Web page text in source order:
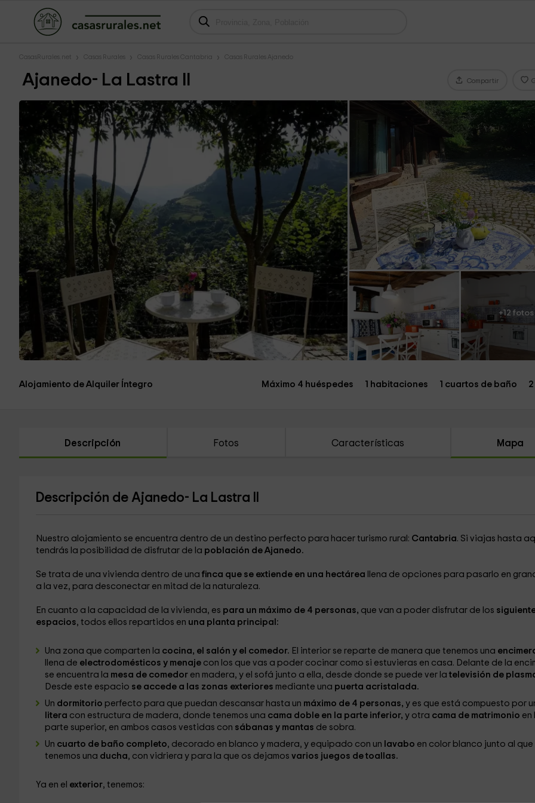
CasasRurales.net Casas Rurales Casas Rurales Cantabria Casas Rurales Ajanedo
Ajanedo- La Lastra II Compartir
+12 fotos
Alojamiento de Alquiler Íntegro Máximo 4 huéspedes 1 habitaciones 1 cuartos de baño
Descripción Fotos Características Mapa
Descripción de Ajanedo- La Lastra II
Nuestro alojamiento se encuentra dentro de un destino perfecto para hacer turismo rural: Cantabria. Si viajas hasta
tendrás la posibilidad de disfrutar de la población de Ajanedo.
Se trata de una vivienda dentro de una finca que se extiende en una hectárea llena de opciones para pasarlo en
a la vez, para desconectar en mitad de la naturaleza.
En cuanto a la capacidad de la vivienda, es para un máximo de 4 personas, que van a poder disfrutar de los
espacios, todos ellos repartidos en una planta principal:
Una zona que comparten la cocina, el salón y el comedor. El interior se reparte de manera que tenemos una
llena de electrodomésticos y menaje con los que vas a poder cocinar como si estuvieras en casa. Delante de la
se encuentra la mesa de comedor en madera, y el sofá junto a ella, desde donde se puede ver la televisión de
Desde este espacio se accede a las zonas exteriores mediante una puerta acristalada.
Un dormitorio perfecto para que puedan descansar hasta un máximo de 4 personas, y es que está compuesto por
litera con estructura de madera, donde tenemos una cama doble en la parte inferior, y otra cama de matrimonio en
parte superior, en ambos casos vestidas con sábanas y mantas de sobra.
Un cuarto de baño completo, decorado en blanco y madera, y equipado con un lavabo en color blanco junto al que
tenemos una ducha, con vidriera y para la que os dejamos varios juegos de toallas.
Ya en el exterior, tenemos: